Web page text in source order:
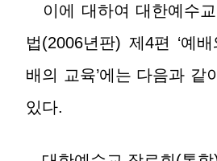
이에 대하여 대한예수
법(2006년판) 제4편 ‘예배
배의 교육’에는 다음과 같
있다.